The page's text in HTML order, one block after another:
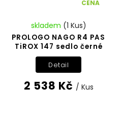
CENA
PROLOGO NAGO R4 PAS
TiROX 147 sedlo černé
skladem (1 Kus)
2 538 Kč / Kus
Detail